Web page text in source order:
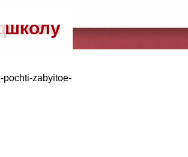
школу
pochti-zabyitoe-